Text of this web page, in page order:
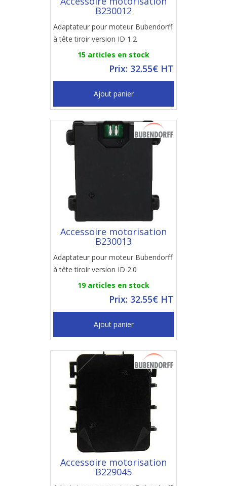
B230012
Adaptateur pour moteur Bubendorff
à tête tiroir version ID 1.2
15 articles en stock
Prix: 32.55€ HT
Ajout panier
Accessoire motorisation
B230013
Adaptateur pour moteur Bubendorff
à tête tiroir version ID 2.0
19 articles en stock
Prix: 32.55€ HT
Ajout panier
Accessoire motorisation
B229045